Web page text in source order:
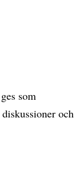
som
och